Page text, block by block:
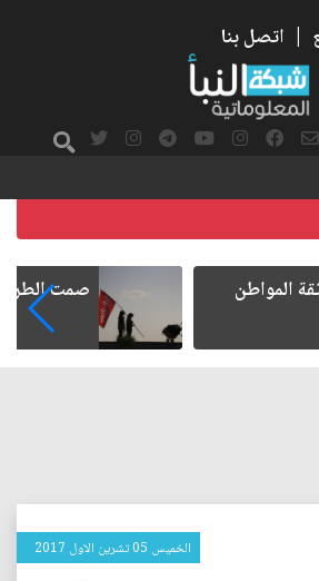
| اتصل بنا
بعد الأربعين
الخميس 05 تشرين الاول 2017